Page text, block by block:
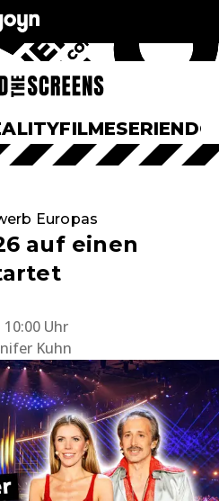
FILMESERIEN
Europas
auf einen
10:00 Uhr
Kuhn